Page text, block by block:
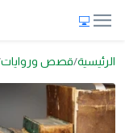
الرئيسية قصص وروايات